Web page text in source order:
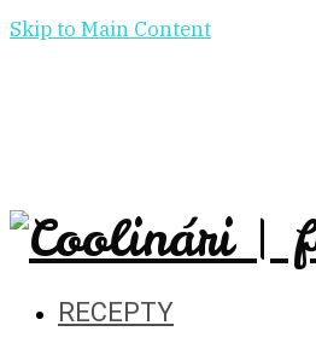
Skip to Main Content
RECEPTY